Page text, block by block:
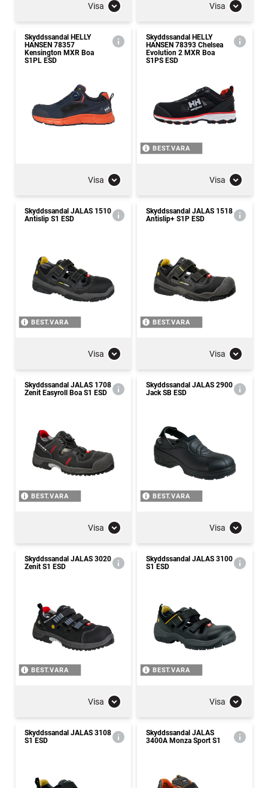
Visa Visa
Skyddssandal HELLY
HANSEN 78357
Kensington MXR Boa
S1PL ESD
Visa
Skyddssandal HELLY
HANSEN 78393 Chelsea
Evolution 2 MXR Boa
S1PS ESD
BEST.VARA
Visa
Skyddssandal JALAS 1510
Antislip S1 ESD
BEST.VARA
Visa
Skyddssandal JALAS 1518
Antislip+ S1P ESD
BEST.VARA
Visa
Skyddssandal JALAS 1708
Zenit Easyroll Boa S1 ESD
BEST.VARA
Visa
Skyddssandal JALAS 2900
Jack SB ESD
BEST.VARA
Visa
Skyddssandal JALAS 3020
Zenit S1 ESD
BEST.VARA
Visa
Skyddssandal JALAS 3100
S1 ESD
BEST.VARA
Visa
Skyddssandal JALAS 3108
S1 ESD
Skyddssandal JALAS
3400A Monza Sport S1